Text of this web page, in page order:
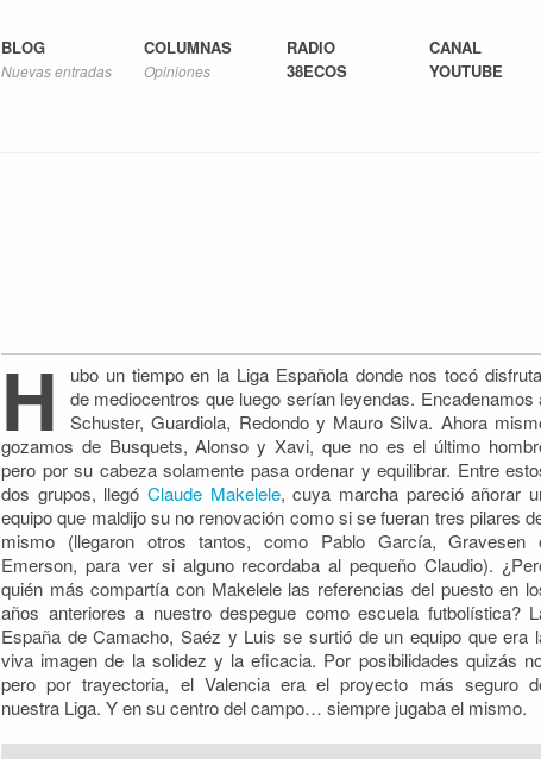
BLOG
Nuevas entradas
COLUMNAS
Opiniones
RADIO
38ECOS
CANAL
YOUTUBE
H
ubo un tiempo en la Liga Española donde nos tocó
de mediocentros que luego serían leyendas. Encadenamos
Schuster, Guardiola, Redondo y Mauro Silva. Ahora
gozamos de Busquets, Alonso y Xavi, que no es el último
pero por su cabeza solamente pasa ordenar y equilibrar. Entre
dos grupos, llegó Claude Makelele, cuya marcha pareció añorar
equipo que maldijo su no renovación como si se fueran tres pilares
mismo (llegaron otros tantos, como Pablo García, Gravesen
Emerson, para ver si alguno recordaba al pequeño Claudio).
quién más compartía con Makelele las referencias del puesto en
años anteriores a nuestro despegue como escuela futbolística?
España de Camacho, Saéz y Luis se surtió de un equipo que era
viva imagen de la solidez y la eficacia. Por posibilidades quizás
pero por trayectoria, el Valencia era el proyecto más seguro
nuestra Liga. Y en su centro del campo… siempre jugaba el mismo.